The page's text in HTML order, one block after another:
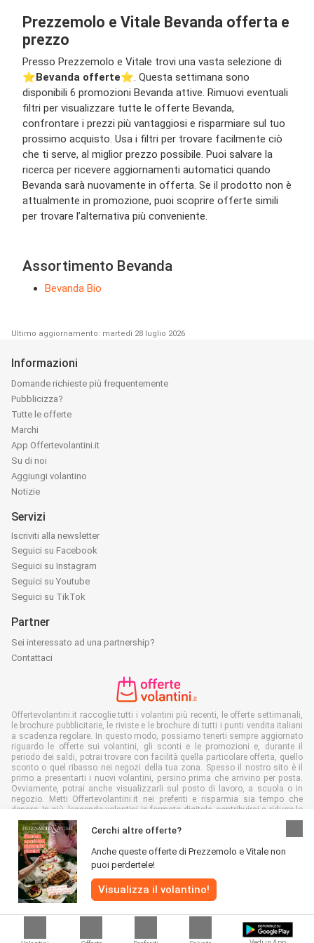
Prezzemolo e Vitale Bevanda offerta e
prezzo
Presso Prezzemolo e Vitale trovi una vasta selezione di
⭐️Bevanda offerte⭐️. Questa settimana sono
disponibili 6 promozioni Bevanda attive. Rimuovi eventuali
filtri per visualizzare tutte le offerte Bevanda,
confrontare i prezzi più vantaggiosi e risparmiare sul tuo
prossimo acquisto. Usa i filtri per trovare facilmente ciò
che ti serve, al miglior prezzo possibile. Puoi salvare la
ricerca per ricevere aggiornamenti automatici quando
Bevanda sarà nuovamente in offerta. Se il prodotto non è
attualmente in promozione, puoi scoprire offerte simili
per trovare l’alternativa più conveniente.
Assortimento Bevanda
Bevanda Bio
Ultimo aggiornamento: martedì 28 luglio 2026
Cerchi altre offerte?
Anche queste offerte di Prezzemolo e Vitale non
puoi perdertele!
Visualizza il volantino!
Informazioni
Domande richieste più frequentemente
Pubblicizza?
Tutte le offerte
Marchi
App Offertevolantini.it
Su di noi
Aggiungi volantino
Notizie
Servizi
Iscriviti alla newsletter
Seguici su Facebook
Seguici su Instagram
Seguici su Youtube
Seguici su TikTok
Partner
Sei interessato ad una partnership?
Contattaci
Offertevolantini.it raccoglie tutti i volantini più recenti, le offerte settimanali,
le brochure pubblicitarie, le riviste e le brochure di tutti i punti vendita italiani
a scadenza regolare. In questo modo, possiamo tenerti sempre aggiornato
riguardo le offerte sui volantini, gli sconti e le promozioni e, durante il
periodo dei saldi, potrai trovare con facilità quella particolare offerta, quello
sconto o quel ribasso nei negozi della tua zona. Spesso il nostro sito è il
primo a presentarti i nuovi volantini, persino prima che arrivino per posta.
Ovviamente, potrai anche visualizzarli sul posto di lavoro, a scuola o in
negozio. Metti Offertevolantini.it nei preferiti e risparmia sia tempo che
denaro. In più, leggendo volantini in formato digitale, contribuirai a ridurre lo
spreco di carta, aiutando l'ambiente.
Tutti i diritti riservati © Offertevolantini.it 2026 |Disclaimer
condizioni
|Politiche sulla privacy|Informativa sui cookie